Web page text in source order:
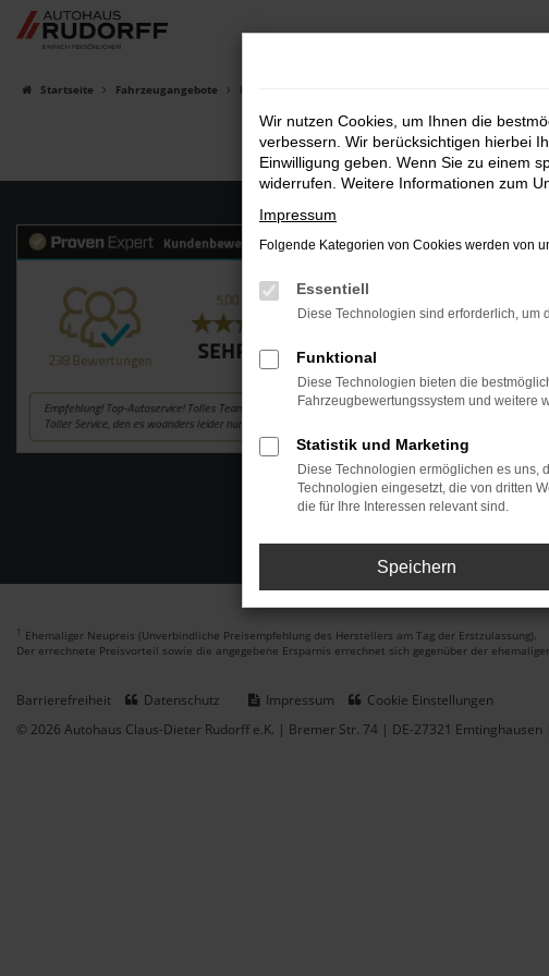
Zum
Hauptinhalt
Startseite Fahrzeugangebote Fahrzeugsuche
1 Ehemaliger Neupreis (Unverbindliche Preisempfehlung des Herstellers am Tag der Erstzulassung).
Der errechnete Preisvorteil sowie die angegebene Ersparnis errechnet sich gegenüber der
Barrierefreiheit Datenschutz Impressum
Cookie Einstellungen
© 2026 Autohaus Claus-Dieter Rudorff e.K. | Bremer Str. 74 | DE-27321
Wir nutzen Cookies, um Ihnen die
verbessern. Wir berücksichtigen hierbei
Einwilligung geben. Wenn Sie zu einem
widerrufen. Weitere Informationen zum
Impressum
Folgende Kategorien von Cookies werden von
Essentiell
Diese Technologien sind erforderlich,
Funktional
Diese Technologien bieten die
Fahrzeugbewertungssystem und weitere
Statistik und Marketing
Diese Technologien ermöglichen es uns,
Technologien eingesetzt, die von dritten
die für Ihre Interessen relevant sind.
Speichern